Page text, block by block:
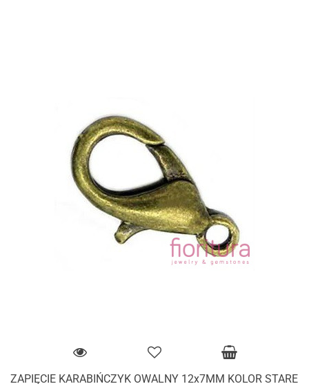
ZAPIĘCIE KARABIŃCZYK OWALNY 12x7MM KOLOR STARE